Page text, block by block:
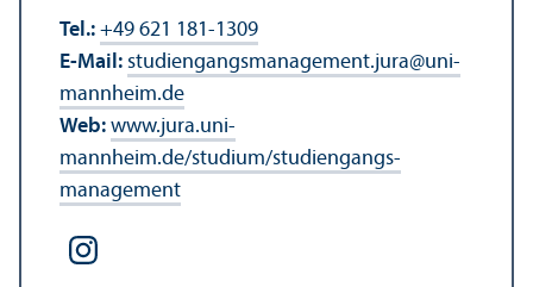
Tel.: +49 621 181-1309
E-Mail: studien­gangsmanagement.jura@uni-
mannheim.de
Web: www.jura.uni-
mannheim.de/studium/studien­gangs­
management